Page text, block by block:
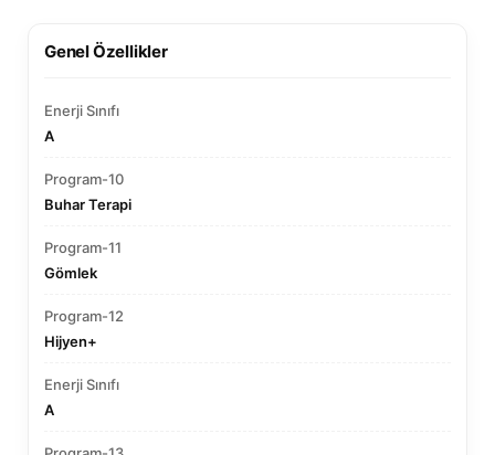
Genel Özellikler
Enerji Sınıfı
A
Program-10
Buhar Terapi
Program-11
Gömlek
Program-12
Hijyen+
Enerji Sınıfı
A